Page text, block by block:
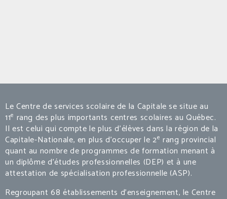
Le Centre de services scolaire de la Capitale se situe au
11e rang des plus importants centres scolaires au Québec.
Il est celui qui compte le plus d’élèves dans la région de la
Capitale-Nationale, en plus d’occuper le 2e rang provincial
quant au nombre de programmes de formation menant à
un diplôme d’études professionnelles (DEP) et à une
attestation de spécialisation professionnelle (ASP).
Regroupant 68 établissements d’enseignement, le Centre